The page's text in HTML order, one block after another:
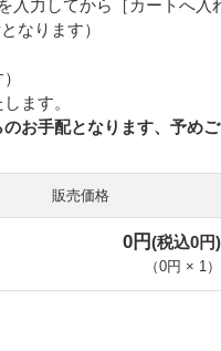
力してから［カートへ入
なります）
ます。
お手配となります、予めご
販売価格
0円(税込0円)
（0円 × 1）